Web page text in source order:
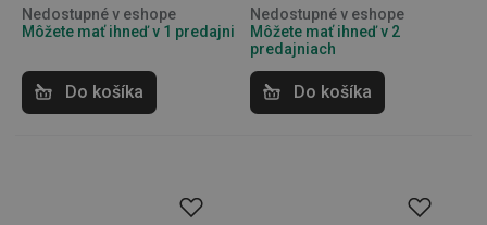
Nedostupné v eshope
Môžete mať ihneď v 1 predajni
Do košíka
Nedostupné v eshope
Môžete mať ihneď v 2
predajniach
Do košíka
Základné (funkčné) cookies
Analytické a preferenčné cookies
používateľa a správa účtu. Webová lokalita sa nedá
správne používať bez nevyhnutne potrebných